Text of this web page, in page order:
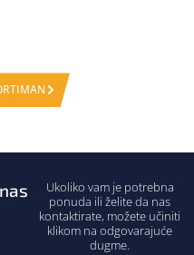
Ukoliko vam je potrebna
ponuda ili želite da nas
kontaktirate, možete učiniti
klikom na odgovarajuće
dugme.